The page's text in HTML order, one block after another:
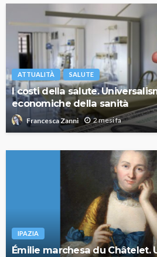
ATTUALITÀ SALUTE
I costi della salute.
economiche della sanità
Francesca Zanni 2 mesi fa
IPAZIA
Émilie marchesa du Châtelet.